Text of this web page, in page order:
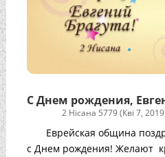
С Днем рождения,
2 Нісана 5779 (Кві 7,
Еврейская община
с Днем рождения! Желают